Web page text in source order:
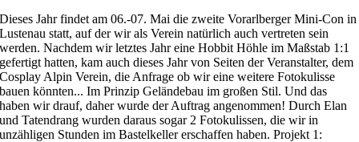
Dieses Jahr findet am 06.-07. Mai die zweite Vorarlberger Mini-Con in
Lustenau statt, auf der wir als Verein natürlich auch vertreten sein
werden. Nachdem wir letztes Jahr eine Hobbit Höhle im Maßstab 1:1
gefertigt hatten, kam auch dieses Jahr von Seiten der Veranstalter, dem
Cosplay Alpin Verein, die Anfrage ob wir eine weitere Fotokulisse
bauen könnten... Im Prinzip Geländebau im großen Stil. Und das
haben wir drauf, daher wurde der Auftrag angenommen! Durch Elan
und Tatendrang wurden daraus sogar 2 Fotokulissen, die wir in
unzähligen Stunden im Bastelkeller erschaffen haben. Projekt 1: